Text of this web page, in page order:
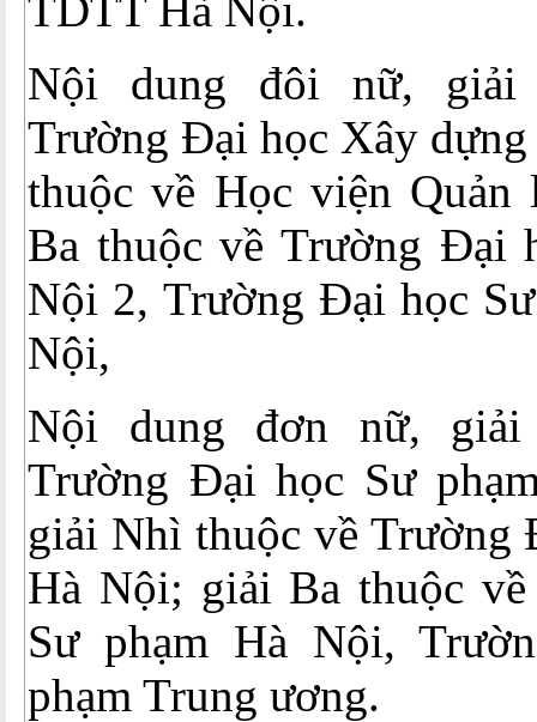
Nội dung đôi nữ, giải
Trường Đại học Xây
thuộc về Học viện
Ba thuộc về Trường Đại
Nội 2, Trường Đại học
Nội,
Nội dung đơn nữ,
Trường Đại học Sư
giải Nhì thuộc về Trường
Hà Nội; giải Ba thuộc
Sư phạm Hà Nội,
phạm Trung ương.